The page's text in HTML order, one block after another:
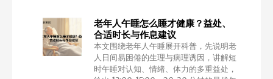
老年人午睡怎么睡才健康？益处、
合适时长与作息建议
本文围绕老年人午睡展开科普，先说明老
人日间易困倦的生理与病理诱因，讲解短
时午睡对认知、情绪、体力的多重益处，